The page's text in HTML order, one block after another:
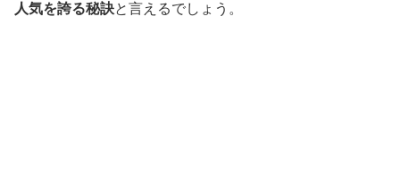
人気を誇る秘訣と言えるでしょう。